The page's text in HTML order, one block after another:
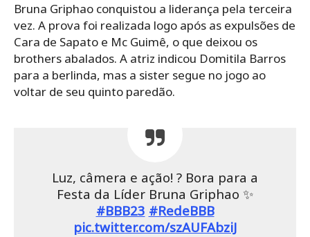
Bruna Griphao conquistou a liderança pela terceira
vez. A prova foi realizada logo após as expulsões de
Cara de Sapato e Mc Guimê, o que deixou os
brothers abalados. A atriz indicou Domitila Barros
para a berlinda, mas a sister segue no jogo ao
voltar de seu quinto paredão.
Luz, câmera e ação! ? Bora para a
Festa da Líder Bruna Griphao ✨
#BBB23 #RedeBBB
pic.twitter.com/szAUFAbziJ